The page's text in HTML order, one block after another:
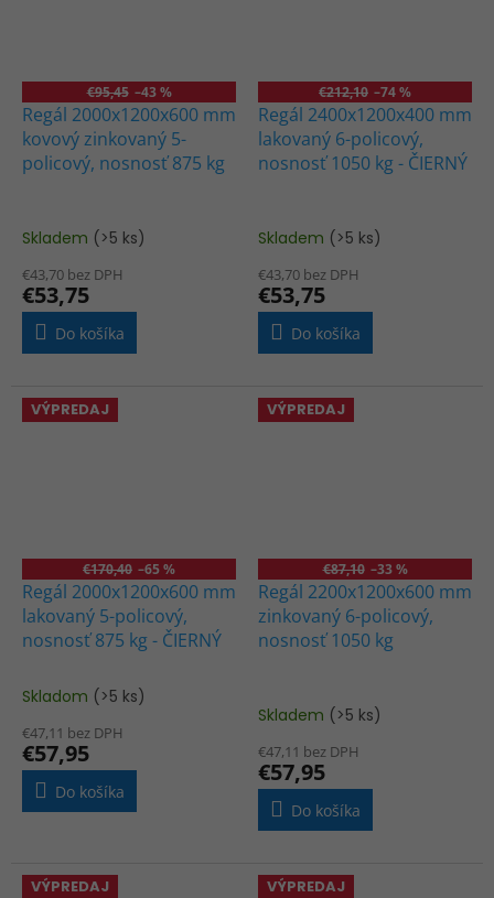
€95,45 –43 %
Regál 2000x1200x600 mm
kovový zinkovaný 5-
policový, nosnosť 875 kg
Skladem (>5 ks)
€43,70 bez DPH
€53,75
Do košíka
€212,10 –74 %
Regál 2400x1200x400 mm
lakovaný 6-policový,
nosnosť 1050 kg - ČIERNÝ
Skladem (>5 ks)
€43,70 bez DPH
€53,75
Do košíka
VÝPREDAJ
€170,40 –65 %
Regál 2000x1200x600 mm
lakovaný 5-policový,
nosnosť 875 kg - ČIERNÝ
Priemerné
produktu
je
5,0
Skladom (>5 ks)
€47,11 bez DPH
€57,95
Do košíka
VÝPREDAJ
€87,10 –33 %
Regál 2200x1200x600 mm
zinkovaný 6-policový,
nosnosť 1050 kg
Skladem (>5 ks)
€47,11 bez DPH
€57,95
Do košíka
VÝPREDAJ VÝPREDAJ